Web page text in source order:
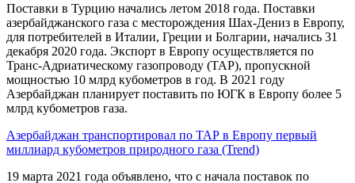
Поставки в Турцию начались летом 2018 года. Поставки
азербайджанского газа с месторождения Шах-Дениз в Европу,
для потребителей в Италии, Греции и Болгарии, начались 31
декабря 2020 года. Экспорт в Европу осуществляется по
Транс-Адриатическому газопроводу (TAP), пропускной
мощностью 10 млрд кубометров в год. В 2021 году
Азербайджан планирует поставить по ЮГК в Европу более 5
млрд кубометров газа.
Азербайджан транспортировал по ТАР в Европу первый
миллиард кубометров природного газа (Trend)
19 марта 2021 года объявлено, что с начала поставок по